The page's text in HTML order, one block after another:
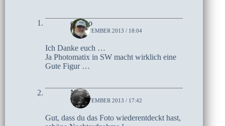
czoczo
18. NOVEMBER 2013 / 18:04
Ich Danke euch …
Ja Photomatix in SW macht wirklich eine
Gute Figur …
Netty
16. NOVEMBER 2013 / 17:42
Gut, dass du das Foto wiederentdeckt hast,